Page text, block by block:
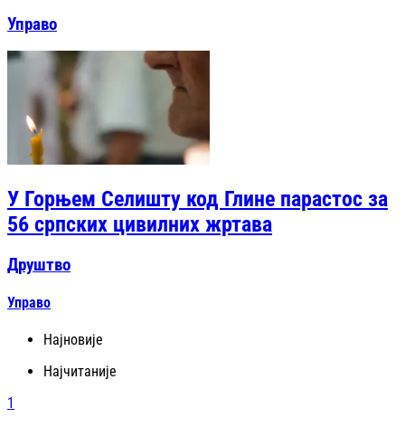
Управо
У Горњем Селишту код Глине парастос за
56 српских цивилних жртава
Друштво
Управо
Најновије
Најчитаније
1